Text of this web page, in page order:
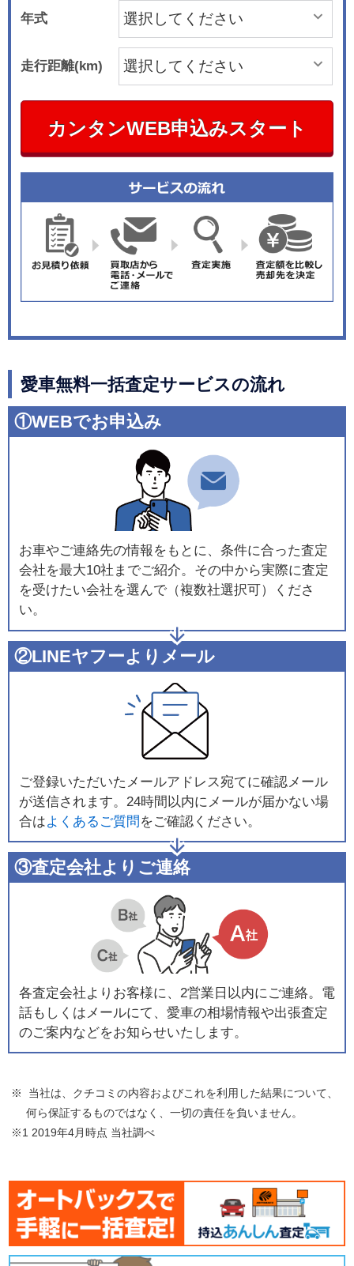
年式
走行距離(km)
カンタンWEB申込みスタート
愛車無料一括査定サービスの流れ
①WEBでお申込み
お車やご連絡先の情報をもとに、条件に合った査定
会社を最大10社までご紹介。その中から実際に査定
を受けたい会社を選んで（複数社選択可）くださ
い。
②LINEヤフーよりメール
ご登録いただいたメールアドレス宛てに確認メール
が送信されます。24時間以内にメールが届かない場
合はよくあるご質問 をご確認ください。
③査定会社よりご連絡
各査定会社よりお客様に、2営業日以内にご連絡。電
話もしくはメールにて、愛車の相場情報や出張査定
のご案内などをお知らせいたします。
※ 当社は、クチコミの内容およびこれを利用した結果について、
何ら保証するものではなく、一切の責任を負いません。
※1 2019年4月時点 当社調べ